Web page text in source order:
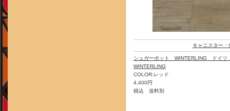
キャニスター・
シュガーポット WINTERLING ドイツ
WINTERLING
COLOR:レッド
4,400円
税込 送料別